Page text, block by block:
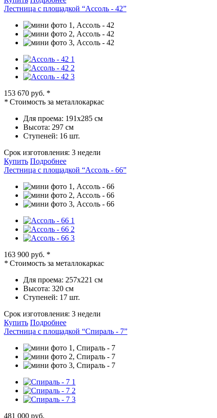
Лестница с площадкой “Ассоль - 42”
153 670 руб. *
* Стоимость за металлокаркас
Для проема: 191х285 см
Высота: 297 см
Ступеней: 16 шт.
Срок изготовления: 3 недели
Купить Подробнее
Лестница с площадкой “Ассоль - 66”
163 900 руб. *
* Стоимость за металлокаркас
Для проема: 257х221 см
Высота: 320 см
Ступеней: 17 шт.
Срок изготовления: 3 недели
Купить Подробнее
Лестница с площадкой “Спираль - 7”
481 000 руб.